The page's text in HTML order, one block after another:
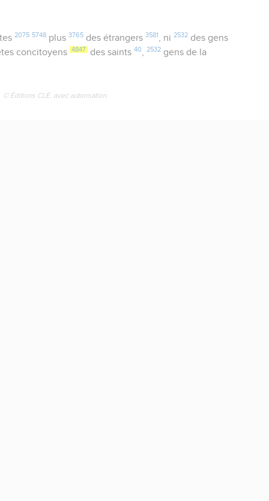
2075 5748plus 3765des étrangers 3581 , ni 2532des gens
concitoyens 4847 des saints40,2532 gens de la
© Éditions CLÉ, avec autorisation